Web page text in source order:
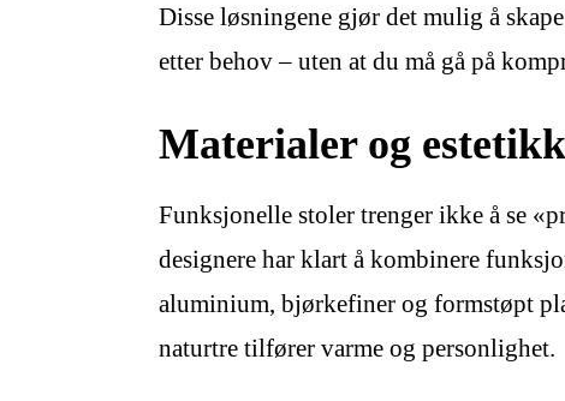
Disse løsningene gjør det mulig å
etter behov – uten at du må gå på
Materialer og estetikk
Funksjonelle stoler trenger ikke å se
designere har klart å kombinere
aluminium, bjørkefiner og formstøpt
naturtre tilfører varme og personlighet.